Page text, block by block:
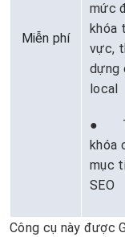
Miễn phí
mức
khóa
vực,
dựng
local
●
khóa
mục
SEO
Công cụ này được